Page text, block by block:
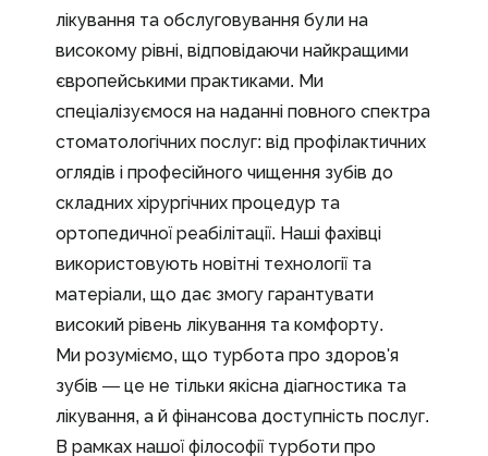
лікування та обслуговування були на
високому рівні, відповідаючи найкращими
європейськими практиками. Ми
спеціалізуємося на наданні повного спектра
стоматологічних послуг: від профілактичних
оглядів і професійного чищення зубів до
складних хірургічних процедур та
ортопедичної реабілітації. Наші фахівці
використовують новітні технології та
матеріали, що дає змогу гарантувати
високий рівень лікування та комфорту.
Ми розуміємо, що турбота про здоров'я
зубів — це не тільки якісна діагностика та
лікування, а й фінансова доступність послуг.
В рамках нашої філософії турботи про